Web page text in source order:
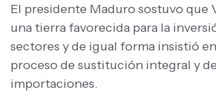
El presidente Maduro sostuvo que
una tierra favorecida para la
sectores y de igual forma insistió
proceso de sustitución integral y
importaciones.